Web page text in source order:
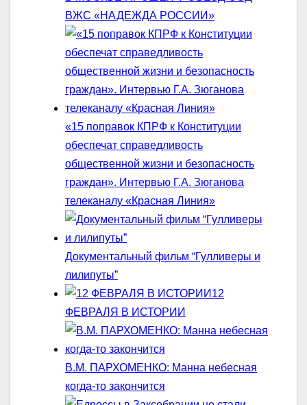
ВЖС «НАДЕЖДА РОССИИ»
«15 поправок КПРФ к Конституции
обеспечат справедливость
общественной жизни и безопасность
граждан». Интервью Г.А. Зюганова
телеканалу «Красная Линия»
Документальный фильм “Гулливеры и
лилипуты”
12
ФЕВРАЛЯ В ИСТОРИИ
В.М. ПАРХОМЕНКО: Манна небесная
когда-то закончится